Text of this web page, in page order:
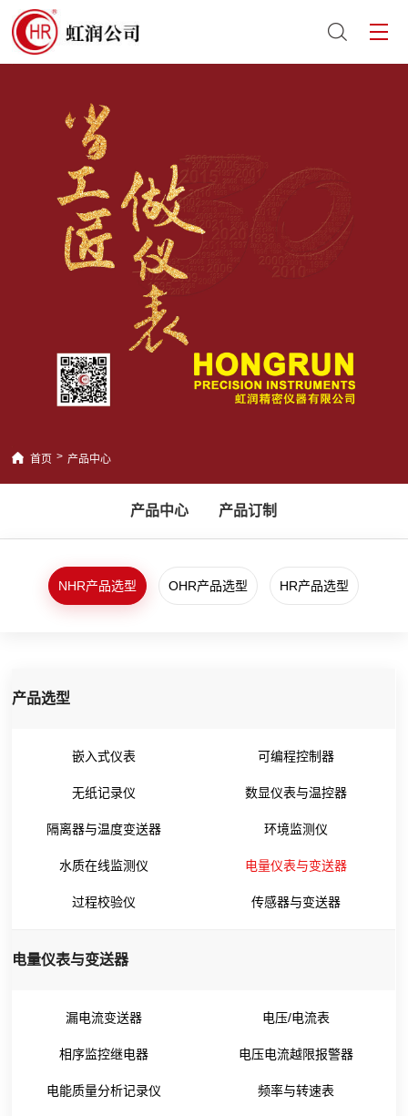
首页 > 产品中心
产品中心 产品订制
NHR产品选型 OHR产品选型 HR产品选型
产品选型
嵌入式仪表 可编程控制器
无纸记录仪 数显仪表与温控器
隔离器与温度变送器 环境监测仪
水质在线监测仪 电量仪表与变送器
过程校验仪 传感器与变送器
电量仪表与变送器
漏电流变送器 电压/电流表
相序监控继电器 电压电流越限报警器
电能质量分析记录仪 频率与转速表